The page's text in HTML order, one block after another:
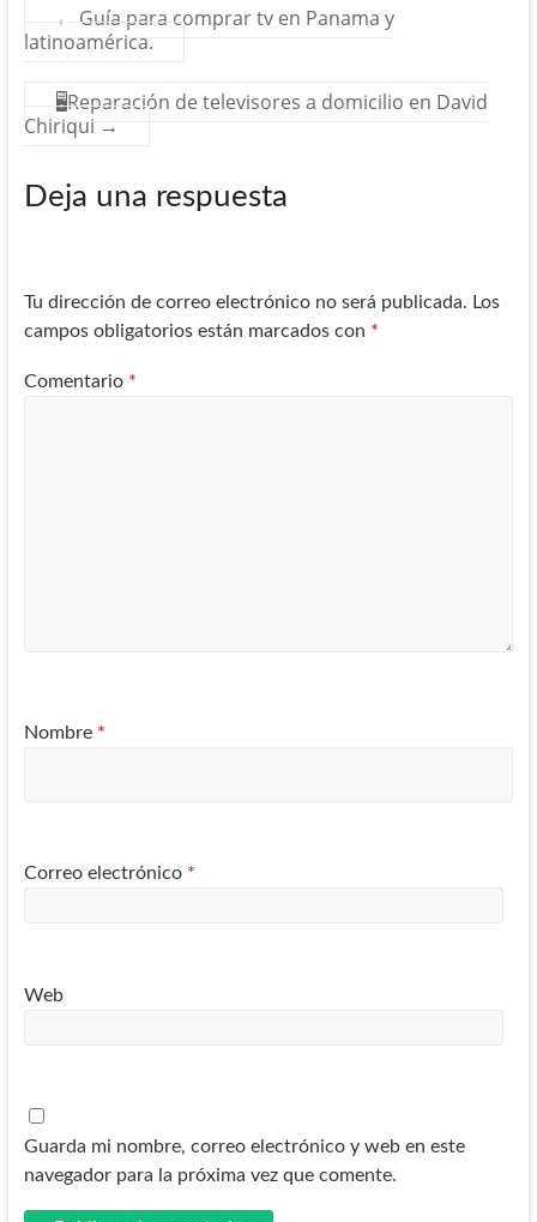
←
Guía para comprar tv en Panama y
latinoamérica.
🖥️Reparación de televisores a domicilio en David
Chiriqui →
Deja una respuesta
Tu dirección de correo electrónico no será publicada. Los
campos obligatorios están marcados con *
Comentario *
Nombre *
Correo electrónico *
Web
Guarda mi nombre, correo electrónico y web en este
navegador para la próxima vez que comente.